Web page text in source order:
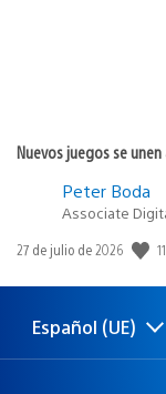
Nuevos juegos se
Peter Boda
Associate
Fecha
publicación:
27 de julio de 2026
Selecciona
una
Región
actual:
Español (UE)